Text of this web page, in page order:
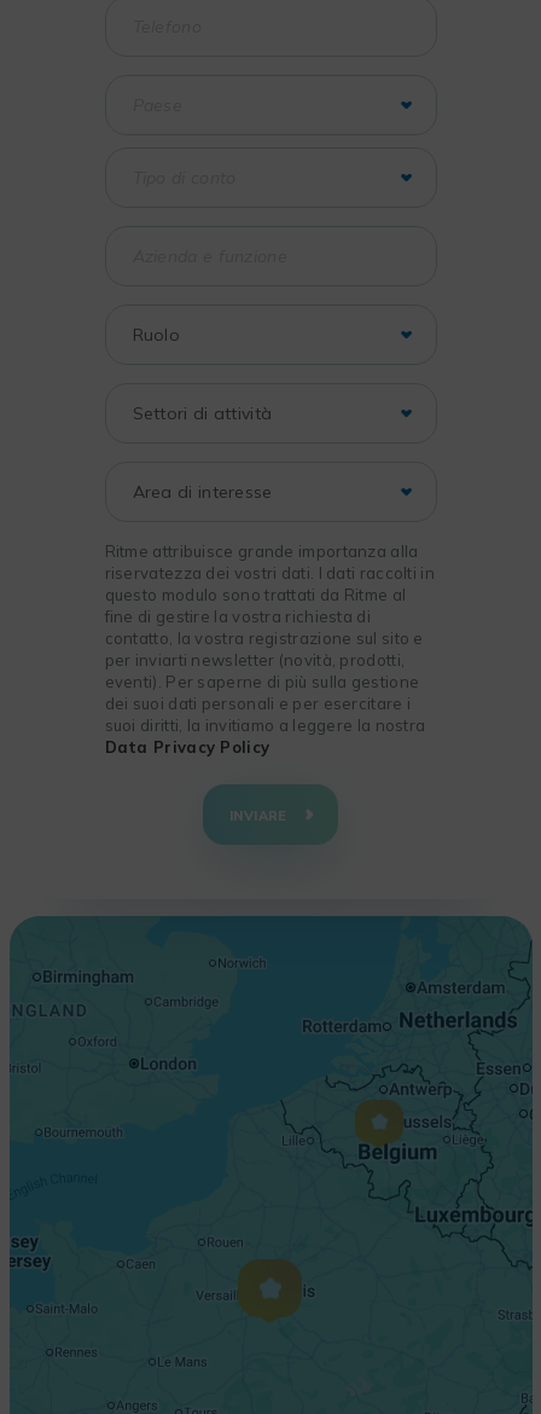
Ritme attribuisce grande importanza alla
riservatezza dei vostri dati. I dati raccolti in
questo modulo sono trattati da Ritme al
fine di gestire la vostra richiesta di
contatto, la vostra registrazione sul sito e
per inviarti newsletter (novità, prodotti,
eventi). Per saperne di più sulla gestione
dei suoi dati personali e per esercitare i
suoi diritti, la invitiamo a leggere la nostra
Data Privacy Policy
INVIARE